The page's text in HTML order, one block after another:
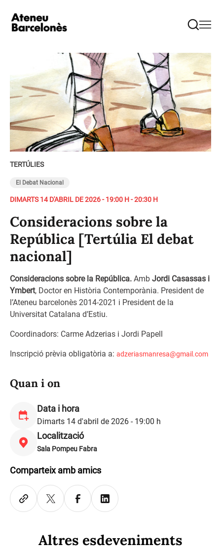
TERTÚLIES
El Debat Nacional
DIMARTS 14 D'ABRIL DE 2026 - 19:00 H - 20:30 H
Consideracions sobre la
República [Tertúlia El debat
nacional]
Consideracions sobre la República. Amb Jordi Casassas i
Ymbert, Doctor en Història Contemporània. President de
l’Ateneu barcelonès 2014-2021 i President de la
Universitat Catalana d’Estiu.
Coordinadors: Carme Adzerias i Jordi Papell
Inscripció prèvia obligatòria a: adzeriasmanresa@gmail.com
Quan i on
Data i hora
Dimarts 14 d'abril de 2026 - 19:00 h
Localització
Sala Pompeu Fabra
Comparteix amb amics
Altres esdeveniments